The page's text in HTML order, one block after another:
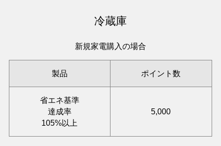
冷蔵庫
新規家電購入の場合
製品 ポイント数
省エネ基準
達成率
105%以上
5,000